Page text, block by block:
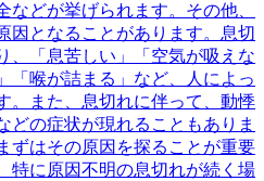
どが挙げられます。その他、
因となることがあります。息切
、「息苦しい」「空気が吸えな
「喉が詰まる」など、人によっ
。また、息切れに伴って、動悸
どの症状が現れることもありま
ずはその原因を探ることが重要
特に原因不明の息切れが続く場